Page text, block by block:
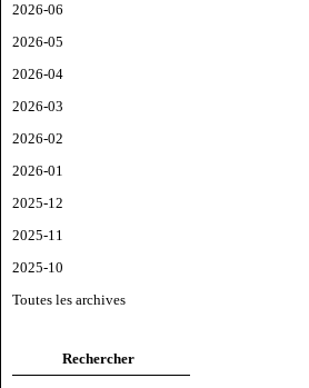
2026-06
2026-05
2026-04
2026-03
2026-02
2026-01
2025-12
2025-11
2025-10
Toutes les archives
Rechercher